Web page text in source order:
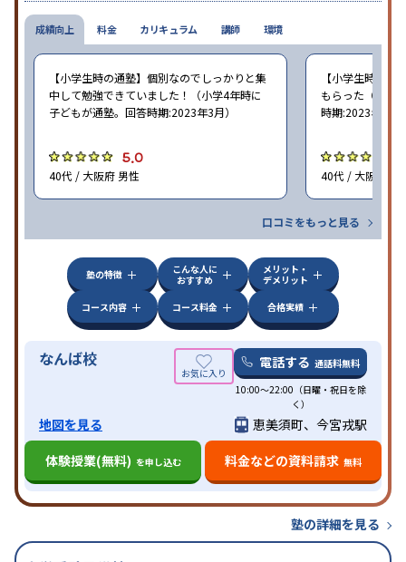
成績向上
【小学生時の通塾】個別なのでしっかりと集
中して勉強できていました！（小学4年時に
子どもが通塾。回答時期:2023年3月）
5.0
40代 / 大阪府 男性
【小学生時の通
もらった（小学
時期:2023年3月
40代 / 大阪府 女
口コミをもっと見る
料金 カリキュラム 講師 環境
塾の特徴
こんな人に
おすすめ
メリット・
デメリット
コース内容
コース料金 合格実績
なんば校 電話する 通話料無料
10:00～22:00（日曜・祝日を除
く）
地図を見る
恵美須町、今宮戎駅
体験授業(無料) を申し込む 料金などの資料請求 無料
塾の詳細を見る